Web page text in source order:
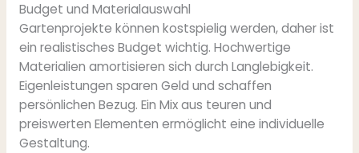
Budget und Materialauswahl
Gartenprojekte können kostspielig werden, daher ist
ein realistisches Budget wichtig. Hochwertige
Materialien amortisieren sich durch Langlebigkeit.
Eigenleistungen sparen Geld und schaffen
persönlichen Bezug. Ein Mix aus teuren und
preiswerten Elementen ermöglicht eine individuelle
Gestaltung.